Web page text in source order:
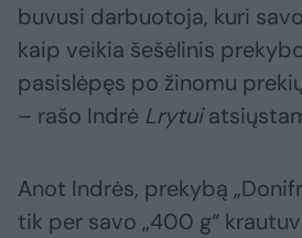
buvusi darbuotoja, kuri
kaip veikia šešėlinis
pasislėpęs po žinomu
– rašo Indrė Lrytui
Anot Indrės, prekybą
tik per savo „400 g“